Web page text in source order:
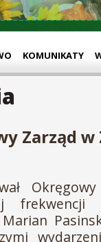
KOMUNIKATY
Zarząd
frekwencji